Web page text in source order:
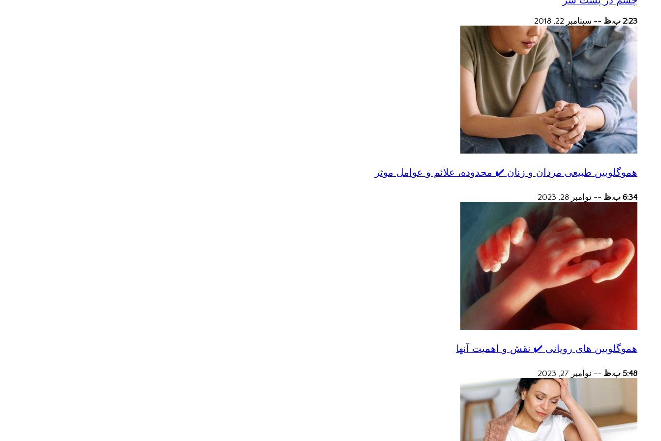
2:23 ب.ظ -- سپتامبر 22, 2018
هموگلوبین طبیعی مردان و زنان ✔️ محدوده، علائم و عوامل موثر
6:34 ب.ظ -- نوامبر 28, 2023
هموگلوبین های رویانی ✔️ نقش و اهمیت آنها
5:48 ب.ظ -- نوامبر 27, 2023